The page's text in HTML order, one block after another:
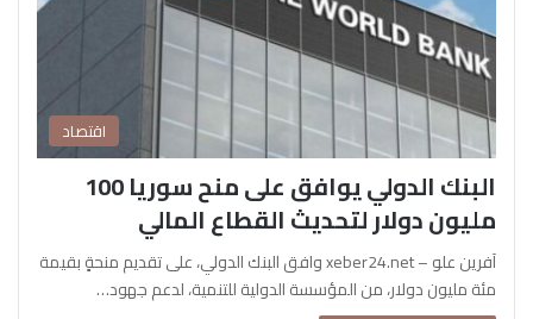
اقتصاد
البنك الدولي يوافق على منح سوريا 100
مليون دولار لتحديث القطاع المالي
آفرين علو – xeber24.net وافق البنك الدولي، على تقديم منحةٍ بقيمة
مئة مليون دولار، من المؤسسة الدولية للتنمية، لدعم جهود…